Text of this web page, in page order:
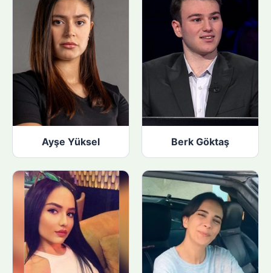
Ayşe Yüksel Berk Göktaş